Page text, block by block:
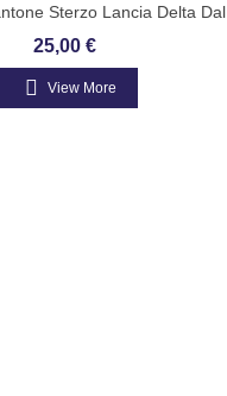
Sterzo Lancia Delta Dal
Vema 13316. 2237.19
25,00 €
View More